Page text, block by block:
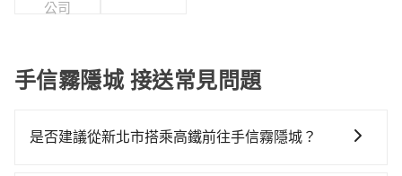
公司
手信霧隱城 接送常見問題
是否建議從新北市搭乘高鐵前往手信霧隱城？